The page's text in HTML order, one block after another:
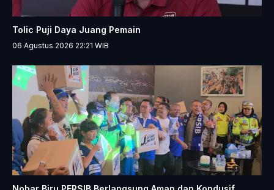
Tolic Puji Daya Juang Pemain
06 Agustus 2026 22:21 WIB